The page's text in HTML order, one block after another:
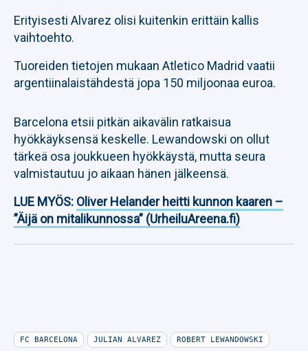
Erityisesti Alvarez olisi kuitenkin erittäin kallis
vaihtoehto.
Tuoreiden tietojen mukaan Atletico Madrid vaatii
argentiinalaistähdestä jopa 150 miljoonaa euroa.
Barcelona etsii pitkän aikavälin ratkaisua
hyökkäyksensä keskelle. Lewandowski on ollut
tärkeä osa joukkueen hyökkäystä, mutta seura
valmistautuu jo aikaan hänen jälkeensä.
LUE MYÖS: Oliver Helander heitti kunnon kaaren –
”Äijä on mitalikunnossa” (UrheiluAreena.fi)
FC BARCELONA JULIAN ALVAREZ ROBERT LEWANDOWSKI